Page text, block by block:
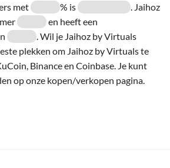
met
% is
. Jaihoz
en heeft een
. Wil je Jaihoz by Virtuals
plekken om Jaihoz by Virtuals te
Binance en Coinbase. Je kunt
op onze kopen/verkopen pagina.